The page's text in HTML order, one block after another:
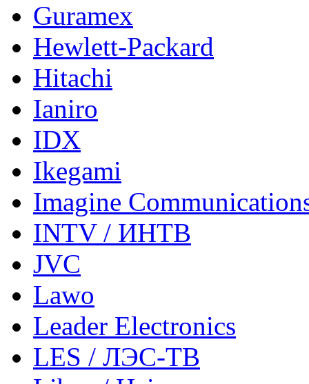
Guramex
Hewlett-Packard
Hitachi
Ianiro
IDX
Ikegami
Imagine
INTV / ИНТВ
JVC
Lawo
Leader Electronics
LES / ЛЭС-ТВ